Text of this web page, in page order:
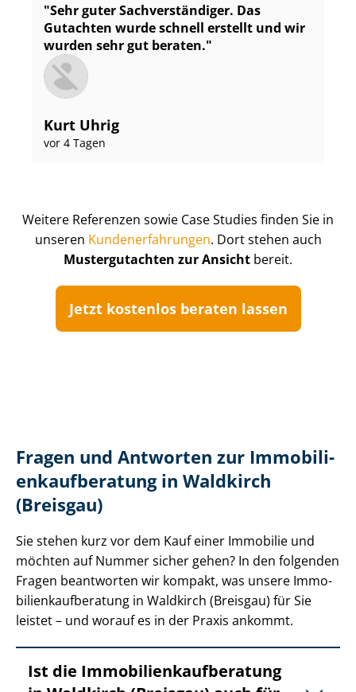
Sehr guter Sach­ver­stän­di­ger. Das
Gutachten wurde schnell erstellt und wir
wurden sehr gut beraten.
Kurt Uhrig
vor 4 Tagen
Weitere Referenzen sowie Case Studies finden Sie in
unseren Kun­de­n­er­fah­run­gen. Dort stehen auch
Mustergutachten zur Ansicht bereit.
Jetzt kostenlos beraten lassen
Fragen und Antworten zur Im­mo­bi­li­
en­kauf­be­ra­tung in Waldkirch
(Breisgau)
Sie stehen kurz vor dem Kauf einer Immobilie und
möchten auf Nummer sicher gehen? In den folgenden
Fragen beantworten wir kompakt, was unsere Im­mo­
bi­li­en­kauf­be­ra­tung in Waldkirch (Breisgau) für Sie
leistet – und worauf es in der Praxis ankommt.
Ist die Im­mo­bi­li­en­kauf­be­ra­tung